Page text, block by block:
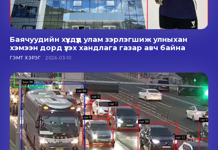
Баячуудийн хүүхдүүд улам зэрлэгшиж улныхан
хэмээн дорд үзэх хандлага газар авч байна
ГЭМТ ХЭРЭГ 2026-03-10